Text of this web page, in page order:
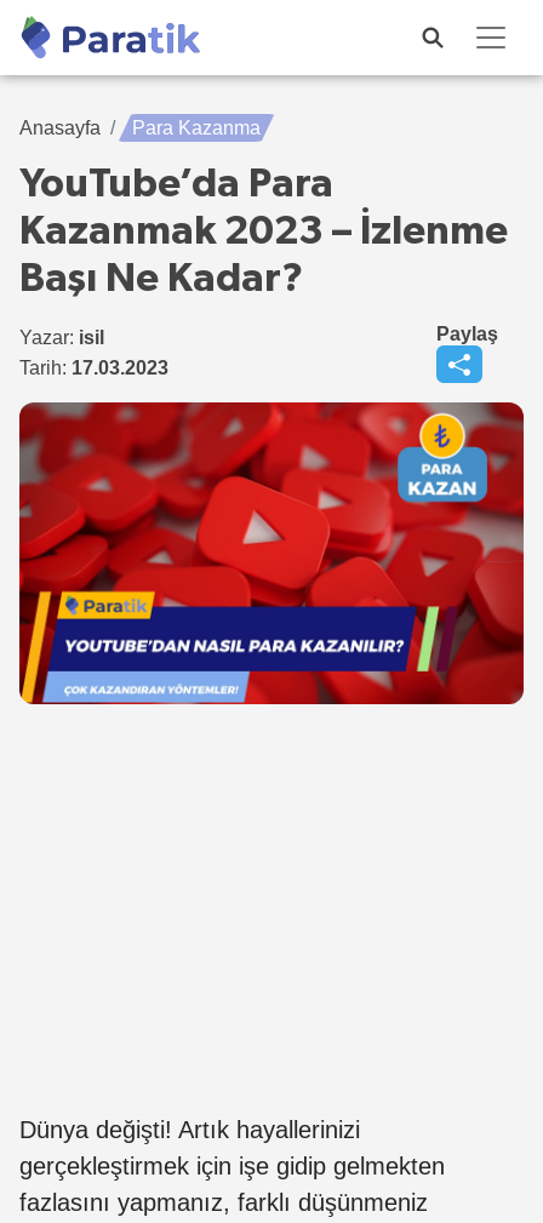
Anasayfa Para Kazanma
YouTube’da Para
Kazanmak 2023 – İzlenme
Başı Ne Kadar?
Yazar: isil
Tarih: 17.03.2023
Paylaş
Dünya değişti! Artık hayallerinizi
gerçekleştirmek için işe gidip gelmekten
fazlasını yapmanız, farklı düşünmeniz